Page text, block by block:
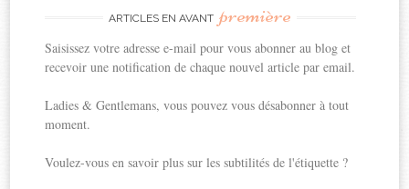
ARTICLES EN AVANT première
Saisissez votre adresse e-mail pour vous abonner au blog et
recevoir une notification de chaque nouvel article par email.
Ladies & Gentlemans, vous pouvez vous désabonner à tout
moment.
Voulez-vous en savoir plus sur les subtilités de l'étiquette ?